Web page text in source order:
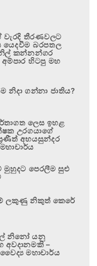
වැරදි තීරණවලට
යෙදවීම බරපතල
කන්නන්ගර
හිටපු මහ
නිදා ගන්නා ජාතිය?
ලෙස ඉහළ
උරගයාගේ
අභයසුන්දර
පෙරලීම සුළු
ලකුණු නිකුත් කෙරේ
නිනෝ යනු
අවදානමකි –
මහාචාර්ය